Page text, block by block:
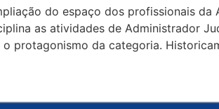
do espaço dos profissionais
as atividades de Administrador
protagonismo da categoria.